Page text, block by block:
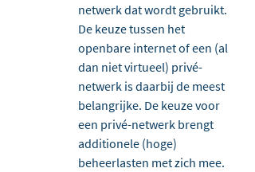
netwerk dat wordt gebruikt.
De keuze tussen het
openbare internet of een (al
dan niet virtueel) privé-
netwerk is daarbij de meest
belangrijke. De keuze voor
een privé-netwerk brengt
additionele (hoge)
beheerlasten met zich mee.